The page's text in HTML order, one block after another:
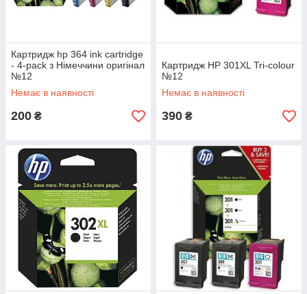
Картридж hp 364 ink cartridge
- 4-pack з Німеччини оригінал
№12
Немає в наявності
200 ₴
Картридж HP 301XL Tri-colour
№12
Немає в наявності
390 ₴